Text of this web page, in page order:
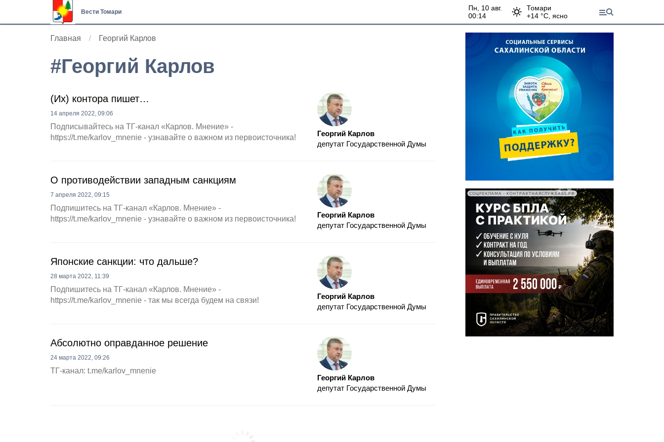
Вести Томари
пн, 10 авг.
00:14
Томари
+14 °С, ясно
Главная Георгий Карлов
#Георгий Карлов
(Их) контора пишет…
14 апреля 2022, 09:06
Подписывайтесь на ТГ-канал «Карлов. Мнение» -
https://t.me/karlov_mnenie - узнавайте о важном из первоисточника!
Георгий Карлов
депутат Государственной Думы
О противодействии западным санкциям
7 апреля 2022, 09:15
Подпишитесь на ТГ-канал «Карлов. Мнение» -
https://t.me/karlov_mnenie - узнавайте о важном из первоисточника!
Георгий Карлов
депутат Государственной Думы
Японские санкции: что дальше?
28 марта 2022, 11:39
Подпишитесь на ТГ-канал «Карлов. Мнение» -
https://t.me/karlov_mnenie - так мы всегда будем на связи!
Георгий Карлов
депутат Государственной Думы
Абсолютно оправданное решение
24 марта 2022, 09:26
ТГ-канал: t.me/karlov_mnenie
Георгий Карлов
депутат Государственной Думы
СОЦРЕКЛАМА • КОНТРАКТНАЯСЛУЖБА65.РФ